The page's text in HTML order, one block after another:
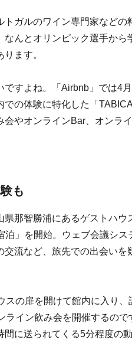
ガルのワイン専門家などの
んとオリンピック選手から
ます。
すよね。「Airbnb」では4
での体験に特化した「
やオンラインBar、オンラ
も
那智勝浦にあるゲストハウ
」を開始。ウェブ会議シス
流など、旅先での出会いを
の扉を開けて館内に入り、
イン飲み会を開催するので
に送られてくる5分程度の